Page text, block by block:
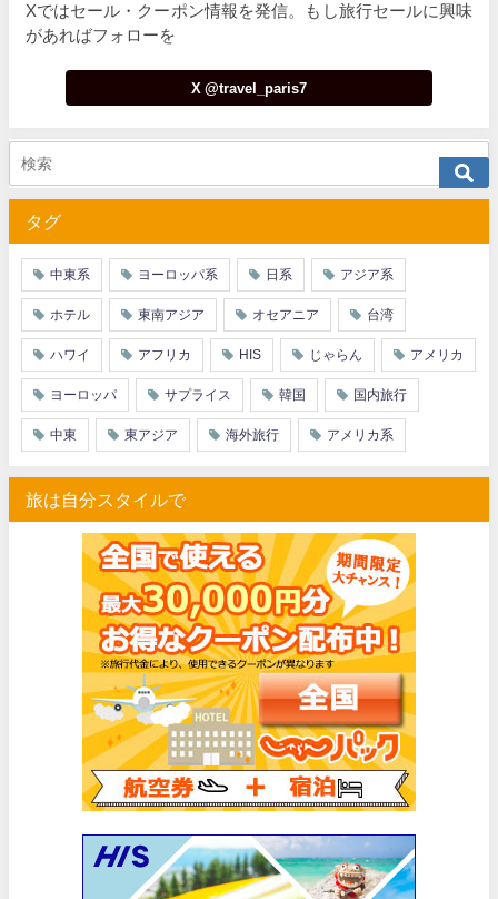
Xではセール・クーポン情報を発信。もし旅行セールに興味
があればフォローを
X @travel_paris7
タグ
中東系 ヨーロッパ系 日系 アジア系
ホテル 東南アジア オセアニア 台湾
ハワイ アフリカ HIS じゃらん アメリカ
ヨーロッパ サプライス 韓国 国内旅行
中東 東アジア 海外旅行 アメリカ系
旅は自分スタイルで